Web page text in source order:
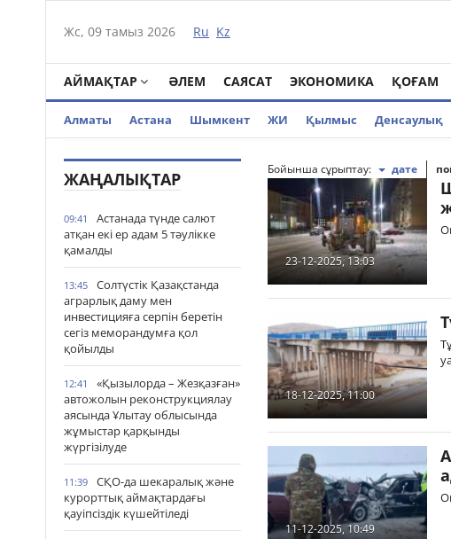
Жс, 09 тамыз 2026 Ru Kz
АЙМАҚТАР ӘЛЕМ САЯСАТ ЭКОНОМИКА ҚОҒАМ
Алматы Астана Шымкент ЖИ Қылмыс Денсаулық
ЖАҢАЛЫҚТАР
09:41
Астанада түнде салют
атқан екі ер адам 5 тәулікке
қамалды
13:45
Солтүстік Қазақстанда
аграрлық даму мен
инвестицияға серпін беретін
сегіз меморандумға қол
қойылды
12:41
«Қызылорда – Жезқазған»
автожолын реконструкциялау
аясында Ұлытау облысында
жұмыстар қарқынды
жүргізілуде
11:39
СҚО-да шекаралық және
курорттық аймақтардағы
қауіпсіздік күшейтіледі
Бойынша сұрыптау: дате
23-12-2025, 13:03
18-12-2025, 11:00
11-12-2025, 10:49